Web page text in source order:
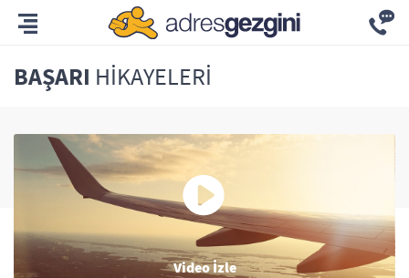
BAŞARI HIKAYELERI
Video İzle